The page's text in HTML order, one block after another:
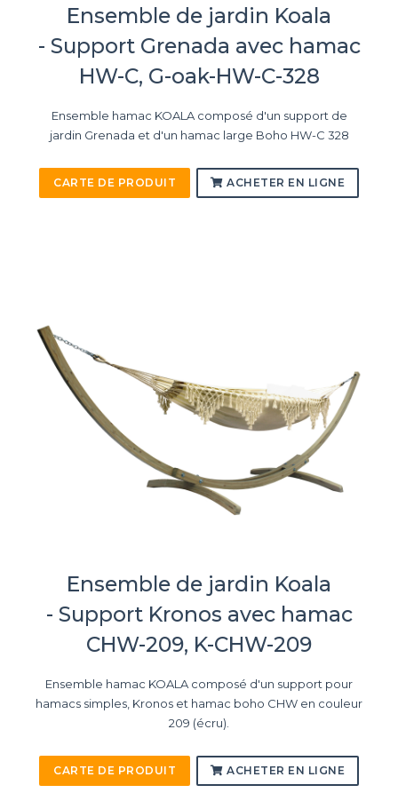
Ensemble de jardin Koala
- Support Grenada avec hamac
HW-C, G-oak-HW-C-328
Ensemble hamac KOALA composé d'un support de
jardin Grenada et d'un hamac large Boho HW-C 328
CARTE DE PRODUIT ACHETER EN LIGNE
Ensemble de jardin Koala
- Support Kronos avec hamac
CHW-209, K-CHW-209
Ensemble hamac KOALA composé d'un support pour
hamacs simples, Kronos et hamac boho CHW en couleur
209 (écru).
CARTE DE PRODUIT ACHETER EN LIGNE